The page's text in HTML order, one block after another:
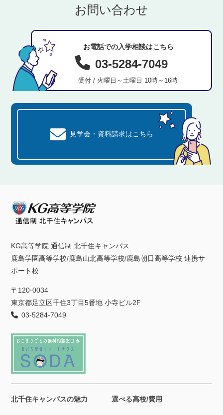
お問い合わせ
お電話での入学相談はこちら
03-5284-7049
受付 / 火曜日～土曜日 10時～16時
見学会・資料請求はこちら
KG高等学院 通信制 北千住キャンパス
鹿島学園高等学校/鹿島山北高等学校/鹿島朝日高等学校 連携サ
ポート校
〒120-0034
東京都足立区千住3丁目5番地 小寺ビル2F
03-5284-7049
北千住キャンパスの魅力 選べる高校/費用